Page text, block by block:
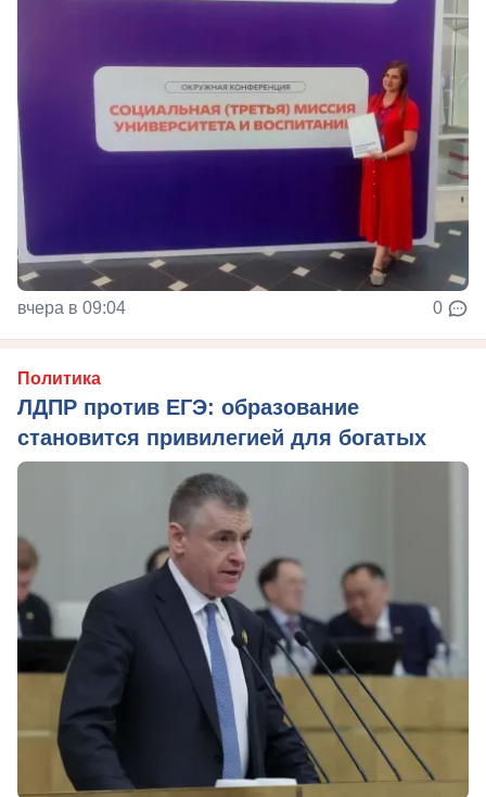
вчера в 09:04 0
Политика
ЛДПР против ЕГЭ: образование
становится привилегией для богатых